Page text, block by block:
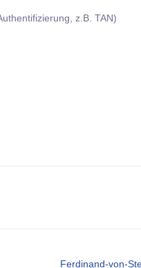
z.B. TAN)
Ferdinand-von-